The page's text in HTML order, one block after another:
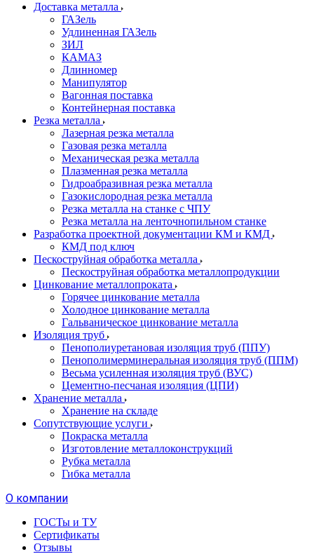
Доставка металла
ГАЗель
Удлиненная ГАЗель
ЗИЛ
КАМАЗ
Длинномер
Манипулятор
Вагонная поставка
Контейнерная поставка
Резка металла
Лазерная резка металла
Газовая резка металла
Механическая резка металла
Плазменная резка металла
Гидроабразивная резка металла
Газокислородная резка металла
Резка металла на станке с ЧПУ
Резка металла на ленточнопильном станке
Разработка проектной документации КМ и КМД
КМД под ключ
Пескоструйная обработка металла
Пескоструйная обработка металлопродукции
Цинкование металлопроката
Горячее цинкование металла
Холодное цинкование металла
Гальваническое цинкование металла
Изоляция труб
Пенополиуретановая изоляция труб (ППУ)
Пенополимерминеральная изоляция труб (ППМ)
Весьма усиленная изоляция труб (ВУС)
Цементно-песчаная изоляция (ЦПИ)
Хранение металла
Хранение на складе
Сопутствующие услуги
Покраска металла
Изготовление металлоконструкций
Рубка металла
Гибка металла
О компании
ГОСТы и ТУ
Сертификаты
Отзывы